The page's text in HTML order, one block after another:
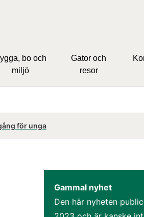
bo och
miljö
Gator och
resor
för unga
Gammal nyhet
Den här nyheten